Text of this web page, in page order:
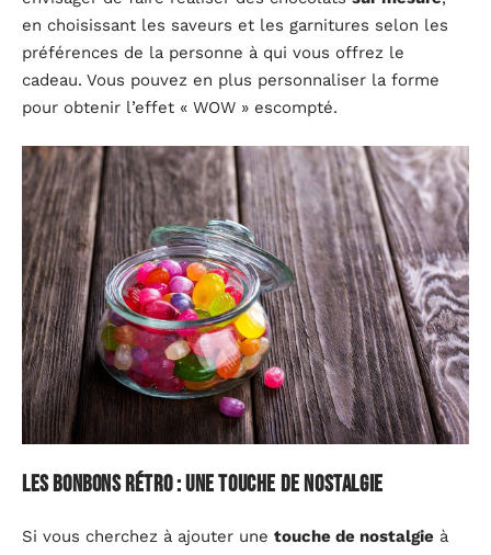
en choisissant les saveurs et les garnitures selon les
préférences de la personne à qui vous offrez le
cadeau. Vous pouvez en plus personnaliser la forme
pour obtenir l’effet « WOW » escompté.
Les bonbons rétro : une touche de nostalgie
Si vous cherchez à ajouter une touche de nostalgie à